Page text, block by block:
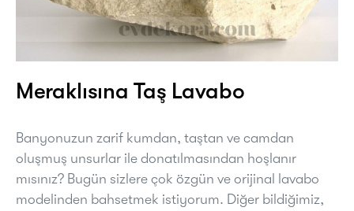
Meraklısına Taş Lavabo
Banyonuzun zarif kumdan, taştan ve camdan
oluşmuş unsurlar ile donatılmasından hoşlanır
mısınız? Bugün sizlere çok özgün ve orijinal lavabo
modelinden bahsetmek istiyorum. Diğer bildiğimiz,